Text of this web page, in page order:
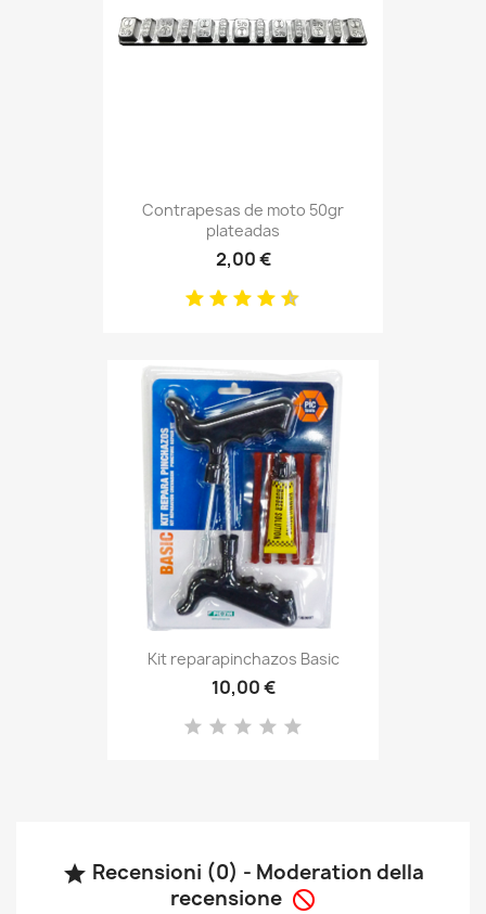
Contrapesas de moto 50gr
plateadas
2,00 €
Kit reparapinchazos Basic
10,00 €
 Recensioni (0) - Moderation della
recensione 